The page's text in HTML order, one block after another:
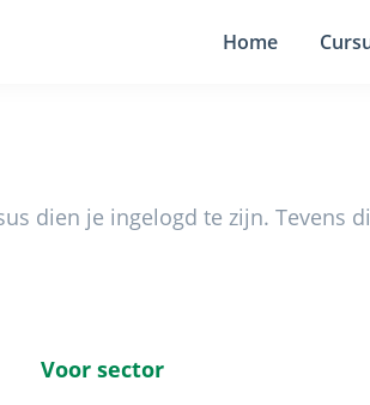
Home
dien je ingelogd te zijn. Tevens
Voor sector